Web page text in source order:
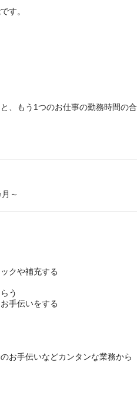
す。
、もう1つのお仕事の勤務時間の合
～
クや補充する
う
手伝いをする
お手伝いなどカンタンな業務から